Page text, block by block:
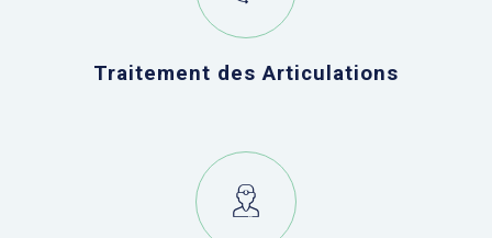
Traitement des Articulations